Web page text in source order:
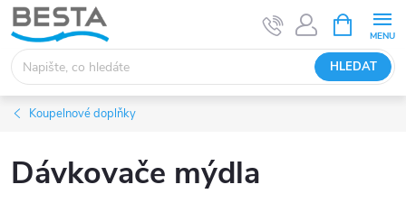
Přejít
na
obsah
HLEDAT
NÁKUPNÍ
KOŠÍK
Koupelnové doplňky
Dávkovače mýdla